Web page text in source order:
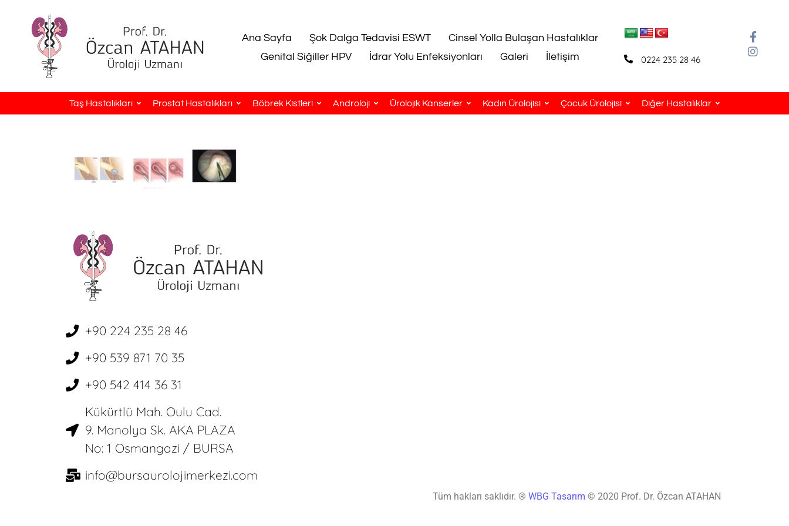
Ana Sayfa Şok Dalga Tedavisi ESWT
Cinsel Yolla Bulaşan Hastalıklar
Genital Siğiller HPV
İdrar Yolu Enfeksiyonları Galeri İletişim 0224 235 28 46
Taş Hastalıkları Prostat Hastalıkları Böbrek Kistleri Androloji Ürolojik Kanserler Kadın Ürolojisi Çocuk Ürolojisi Diğer Hastalıklar
+90 224 235 28 46
+90 539 871 70 35
+90 542 414 36 31
Kükürtlü Mah. Oulu Cad.
9. Manolya Sk. AKA PLAZA
No: 1 Osmangazi / BURSA
info@bursaurolojimerkezi.com
Tüm hakları saklıdır. ®WBG Tasarım© 2020 Prof. Dr. Özcan ATAHAN